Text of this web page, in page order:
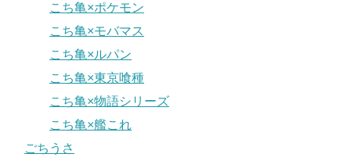
こち亀×ポケモン
こち亀×モバマス
こち亀×ルパン
こち亀×東京喰種
こち亀×物語シリーズ
こち亀×艦これ
ごちうさ